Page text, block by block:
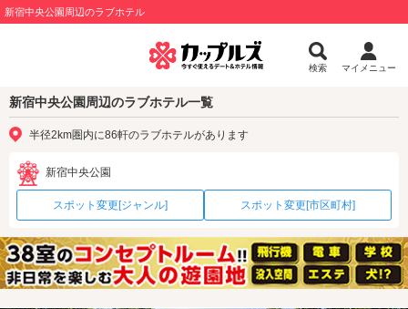
新宿中央公園周辺のラブホテル
検索 マイメニュー
新宿中央公園周辺のラブホテル一覧
半径2km圏内に86軒のラブホテルがあります
新宿中央公園
スポット変更[ジャンル] スポット変更[市区町村]